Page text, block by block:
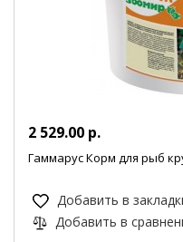
2 529.00 р.
Гаммарус Корм для рыб
Добавить в
Добавить в